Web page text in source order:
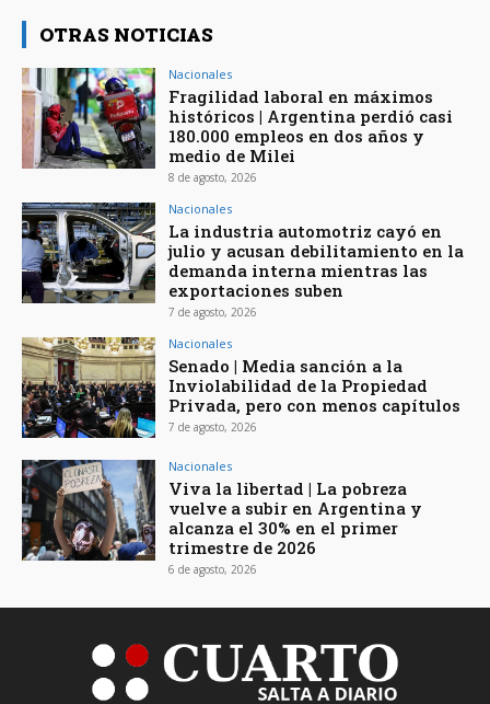
OTRAS NOTICIAS
Nacionales
Fragilidad laboral en máximos
históricos | Argentina perdió casi
180.000 empleos en dos años y
medio de Milei
8 de agosto, 2026
Nacionales
La industria automotriz cayó en
julio y acusan debilitamiento en la
demanda interna mientras las
exportaciones suben
7 de agosto, 2026
Nacionales
Senado | Media sanción a la
Inviolabilidad de la Propiedad
Privada, pero con menos capítulos
7 de agosto, 2026
Nacionales
Viva la libertad | La pobreza
vuelve a subir en Argentina y
alcanza el 30% en el primer
trimestre de 2026
6 de agosto, 2026